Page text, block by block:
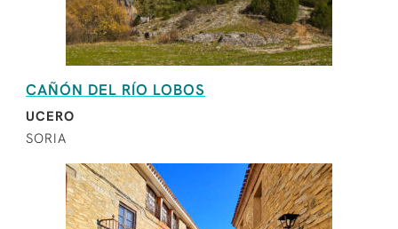
CAÑÓN DEL RÍO LOBOS
UCERO
SORIA